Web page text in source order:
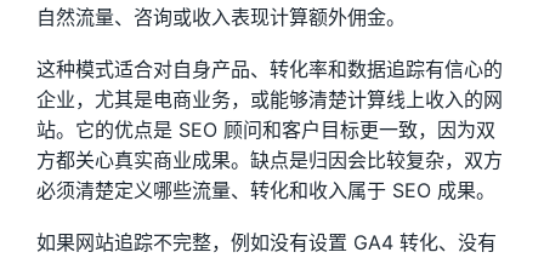
自然流量、咨询或收入表现计算额外佣金。
这种模式适合对自身产品、转化率和数据追踪有信心的
企业，尤其是电商业务，或能够清楚计算线上收入的网
站。它的优点是 SEO 顾问和客户目标更一致，因为双
方都关心真实商业成果。缺点是归因会比较复杂，双方
必须清楚定义哪些流量、转化和收入属于 SEO 成果。
如果网站追踪不完整，例如没有设置 GA4 转化、没有